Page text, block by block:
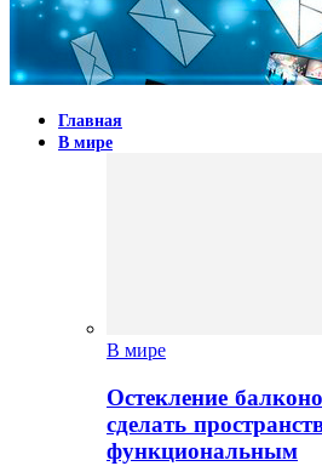
Главная
В мире
В мире
Остекление
сделать
функциональным